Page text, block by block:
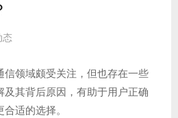
态
信领域颇受关注，但也存在一些
及其背后原因，有助于用户正确
合适的选择。